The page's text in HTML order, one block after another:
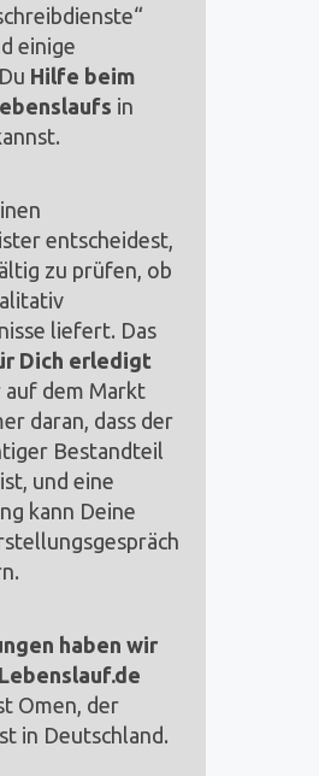
einige
Hilfe beim
in
entscheidest,
zu prüfen, ob
liefert. Das
Dich erledigt
auf dem Markt
daran, dass der
Bestandteil
und eine
kann Deine
haben wir
Omen, der
in Deutschland.